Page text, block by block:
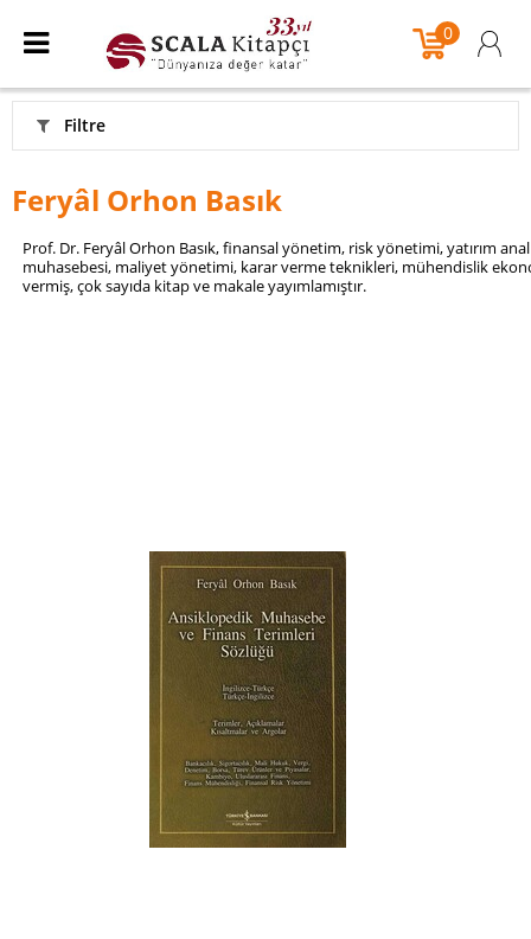
0
Filtre
Feryâl Orhon Basık
Prof. Dr. Feryâl Orhon Basık, finansal yönetim, risk yönetimi, yatırım
muhasebesi, maliyet yönetimi, karar verme teknikleri, mühendislik
vermiş, çok sayıda kitap ve makale yayımlamıştır.